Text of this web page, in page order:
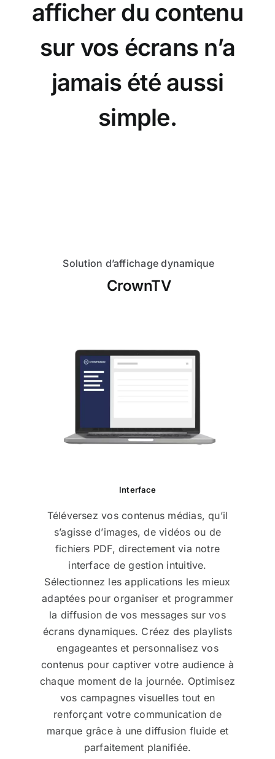
afficher du contenu
sur vos écrans n’a
jamais été aussi
simple.
Solution d’affichage dynamique
CrownTV
Interface
Téléversez vos contenus médias, qu’il
s’agisse d’images, de vidéos ou de
fichiers PDF, directement via notre
interface de gestion intuitive.
Sélectionnez les applications les mieux
adaptées pour organiser et programmer
la diffusion de vos messages sur vos
écrans dynamiques. Créez des playlists
engageantes et personnalisez vos
contenus pour captiver votre audience à
chaque moment de la journée. Optimisez
vos campagnes visuelles tout en
renforçant votre communication de
marque grâce à une diffusion fluide et
parfaitement planifiée.